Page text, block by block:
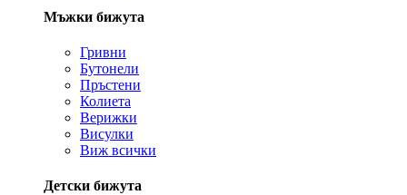
Мъжки бижута
Гривни
Бутонели
Пръстени
Колиета
Верижки
Висулки
Виж всички
Детски бижута